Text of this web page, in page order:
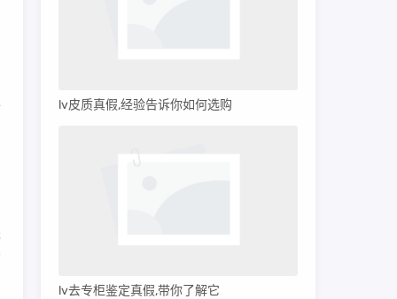
lv皮质真假,经验告诉你如何选购
lv去专柜鉴定真假,带你了解它